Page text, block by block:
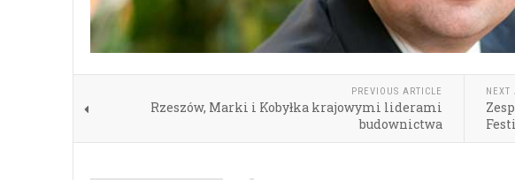
PREVIOUS ARTICLE
Rzeszów, Marki i Kobyłka krajowymi liderami
budownictwa
NEXT